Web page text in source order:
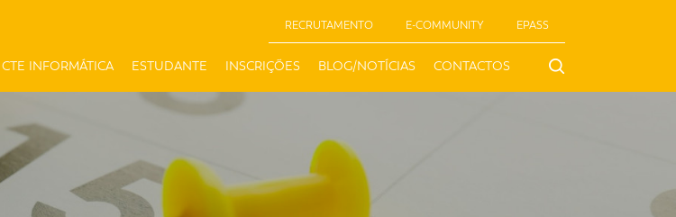
RECRUTAMENTO E-COMMUNITY EPASS
CTE INFORMÁTICA ESTUDANTE INSCRIÇÕES BLOG/NOTÍCIAS CONTACTOS